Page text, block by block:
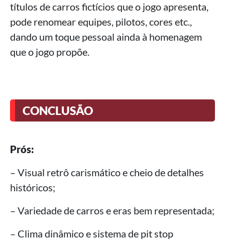
títulos de carros fictícios que o jogo apresenta,
pode renomear equipes, pilotos, cores etc.,
dando um toque pessoal ainda à homenagem
que o jogo propõe.
CONCLUSÃO
Prós:
– Visual retrô carismático e cheio de detalhes
históricos;
– Variedade de carros e eras bem representada;
– Clima dinâmico e sistema de pit stop